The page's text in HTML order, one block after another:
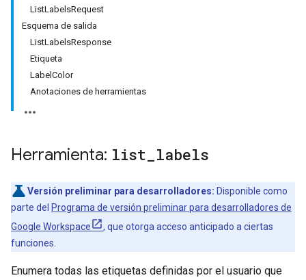
ListLabelsRequest
Esquema de salida
ListLabelsResponse
Etiqueta
LabelColor
Anotaciones de herramientas
Herramienta: list labels
Versión preliminar para desarrolladores: Disponible como
parte del Programa de versión preliminar para desarrolladores de
Google Workspace
, que otorga acceso anticipado a ciertas
funciones.
Enumera todas las etiquetas definidas por el usuario que